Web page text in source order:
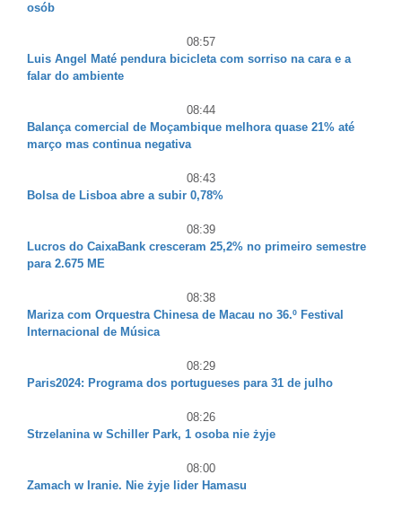
osób
08:57
Luis Angel Maté pendura bicicleta com sorriso na cara e a
falar do ambiente
08:44
Balança comercial de Moçambique melhora quase 21% até
março mas continua negativa
08:43
Bolsa de Lisboa abre a subir 0,78%
08:39
Lucros do CaixaBank cresceram 25,2% no primeiro semestre
para 2.675 ME
08:38
Mariza com Orquestra Chinesa de Macau no 36.º Festival
Internacional de Música
08:29
Paris2024: Programa dos portugueses para 31 de julho
08:26
Strzelanina w Schiller Park, 1 osoba nie żyje
08:00
Zamach w Iranie. Nie żyje lider Hamasu